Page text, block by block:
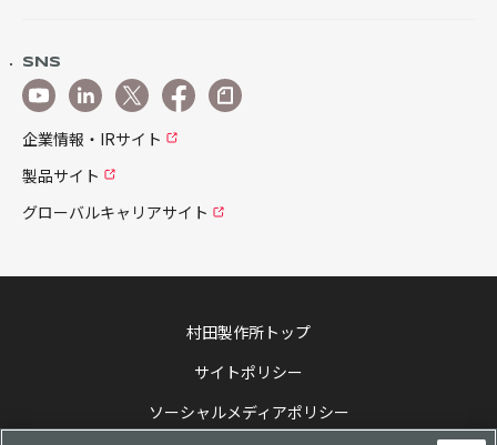
SNS
企業情報・IRサイト
製品サイト
グローバルキャリアサイト
村田製作所トップ
サイトポリシー
ソーシャルメディアポリシー